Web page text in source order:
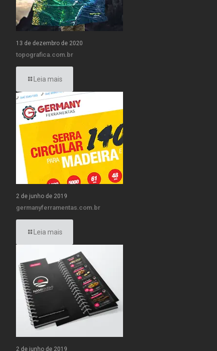
13 de dezembro de 2020
topografica.com.br
Leia mais
2 de junho de 2019
germanyferramentas.com.br
Leia mais
2 de junho de 2019